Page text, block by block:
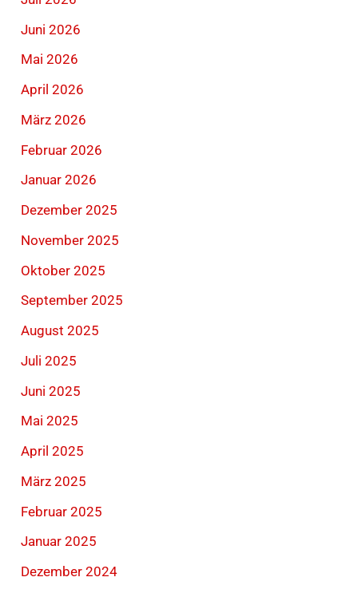
Juni 2026
Mai 2026
April 2026
März 2026
Februar 2026
Januar 2026
Dezember 2025
November 2025
Oktober 2025
September 2025
August 2025
Juli 2025
Juni 2025
Mai 2025
April 2025
März 2025
Februar 2025
Januar 2025
Dezember 2024